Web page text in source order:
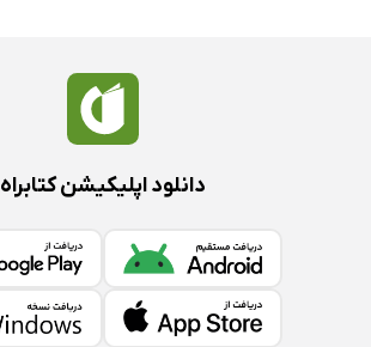
دانلود اپلیکیشن کتابراه